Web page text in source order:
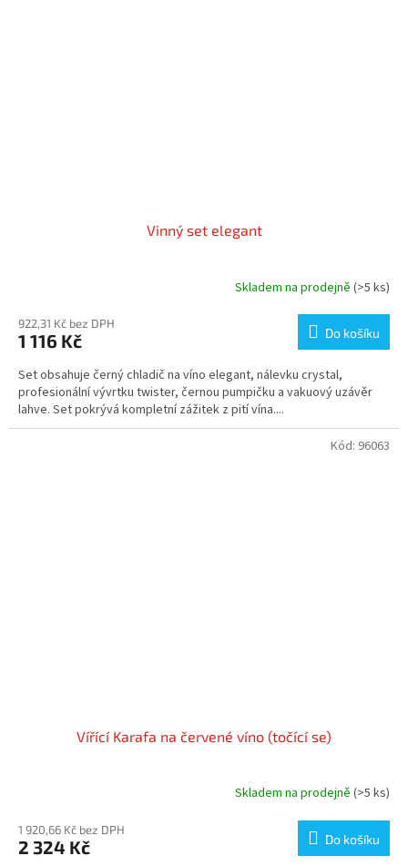
Vinný set elegant
Skladem na prodejně (>5 ks)
922,31 Kč bez DPH
1 116 Kč Do košíku
Set obsahuje černý chladič na víno elegant, nálevku crystal,
profesionální vývrtku twister, černou pumpičku a vakuový uzávěr
lahve. Set pokrývá kompletní zážitek z pití vína....
Vířící Karafa na červené víno (točící se)
Skladem na prodejně (>5 ks)
1 920,66 Kč bez DPH
2 324 Kč Do košíku
Kód: 96063